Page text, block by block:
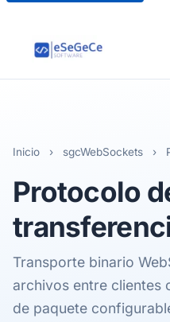
Inicio › sgcWebSockets ›
Protocolo
Transporte binario
archivos entre clientes
de paquete